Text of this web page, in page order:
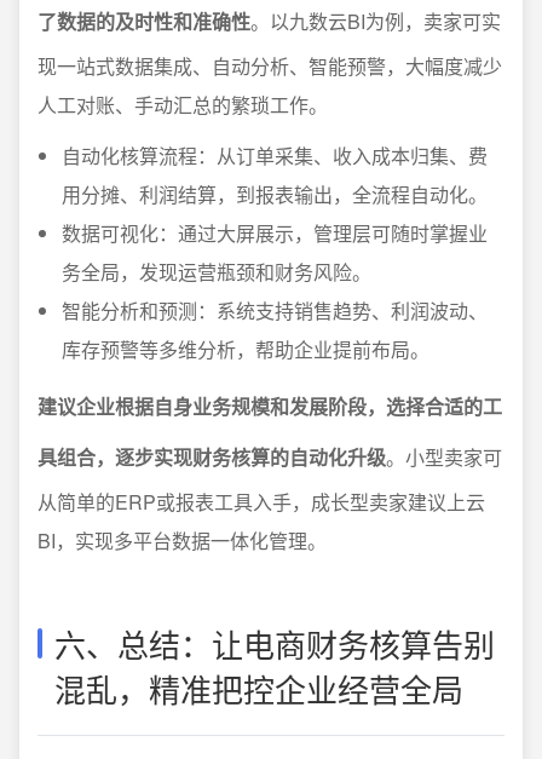
了数据的及时性和准确性。以九数云BI为例，卖家可实
现一站式数据集成、自动分析、智能预警，大幅度减少
人工对账、手动汇总的繁琐工作。
自动化核算流程：从订单采集、收入成本归集、费
用分摊、利润结算，到报表输出，全流程自动化。
数据可视化：通过大屏展示，管理层可随时掌握业
务全局，发现运营瓶颈和财务风险。
智能分析和预测：系统支持销售趋势、利润波动、
库存预警等多维分析，帮助企业提前布局。
建议企业根据自身业务规模和发展阶段，选择合适的工
具组合，逐步实现财务核算的自动化升级。小型卖家可
从简单的ERP或报表工具入手，成长型卖家建议上云
BI，实现多平台数据一体化管理。
六、总结：让电商财务核算告别
混乱，精准把控企业经营全局